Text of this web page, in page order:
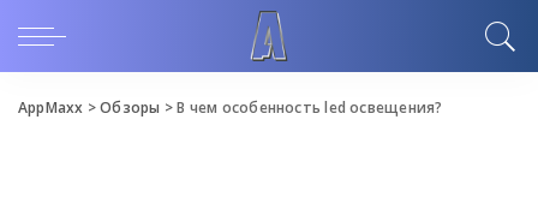
AppMaxx >Обзоры >В чем особенность led освещения?